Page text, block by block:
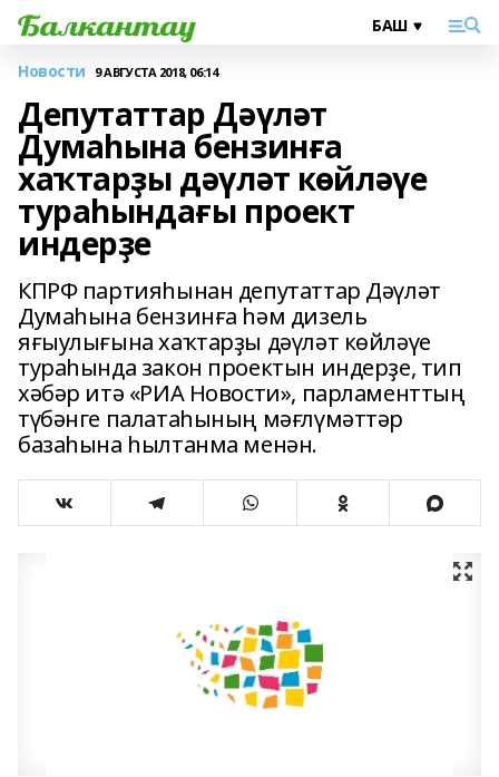
Новости 9 АВГУСТА 2018, 06:14
Депутаттар Дәүләт
Думаһына бензинға
хаҡтарҙы дәүләт көйләүе
тураһындағы проект
индерҙе
КПРФ партияһынан депутаттар Дәүләт
Думаһына бензинға һәм дизель
яғыулығына хаҡтарҙы дәүләт көйләүе
тураһында закон проектын индерҙе, тип
хәбәр итә «РИА Новости», парламенттың
түбәнге палатаһының мәғлүмәттәр
базаһына һылтанма менән.